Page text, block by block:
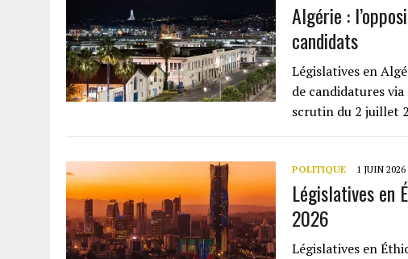
Algérie :
candidats
Législatives en
de candidatures
scrutin du 2 juillet
POLITIQUE 1 JUIN 2026
Législatives en
2026
Législatives en